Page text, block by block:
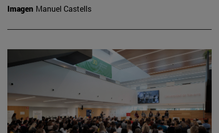
Imagen Manuel Castells